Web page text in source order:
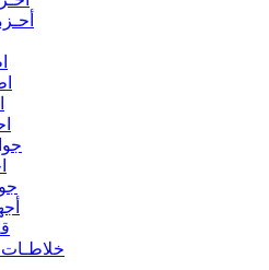
خلاطـات